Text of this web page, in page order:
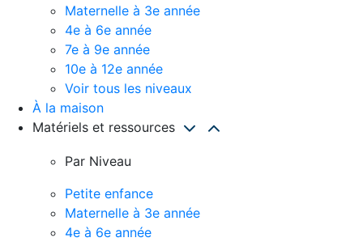
Maternelle à 3e année
4e à 6e année
7e à 9e année
10e à 12e année
Voir tous les niveaux
À la maison
Matériels et ressources
Par Niveau
Petite enfance
Maternelle à 3e année
4e à 6e année